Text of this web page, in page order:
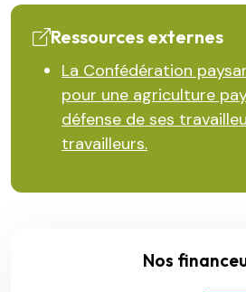
Ressources externes
La Confédération
pour une agriculture
défense de ses
travailleurs.
Nos